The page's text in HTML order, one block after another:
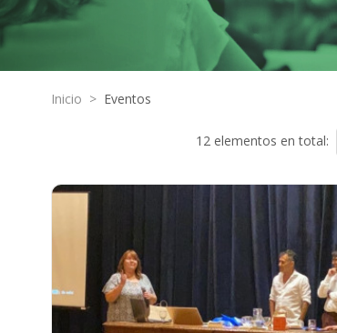
Inicio > Eventos
12 elementos en total: